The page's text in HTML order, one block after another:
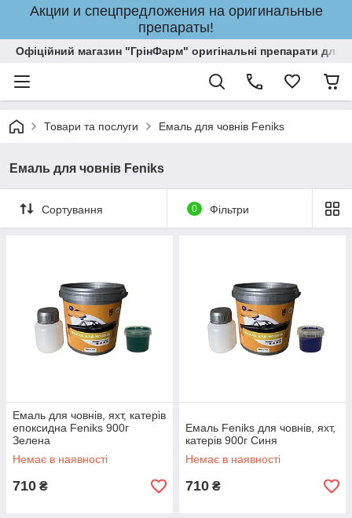
Акции и спецпредложения на оригинальные
препараты!
Офіційний магазин "ГрінФарм" оригінальні препарати для
Товари та послуги Емаль для човнів Feniks
Емаль для човнів Feniks
Сортування 0 Фільтри
Емаль для човнів, яхт, катерів
епоксидна Feniks 900г
Зелена
Немає в наявності
710 ₴
Емаль Feniks для човнів, яхт,
катерів 900г Синя
Немає в наявності
710 ₴